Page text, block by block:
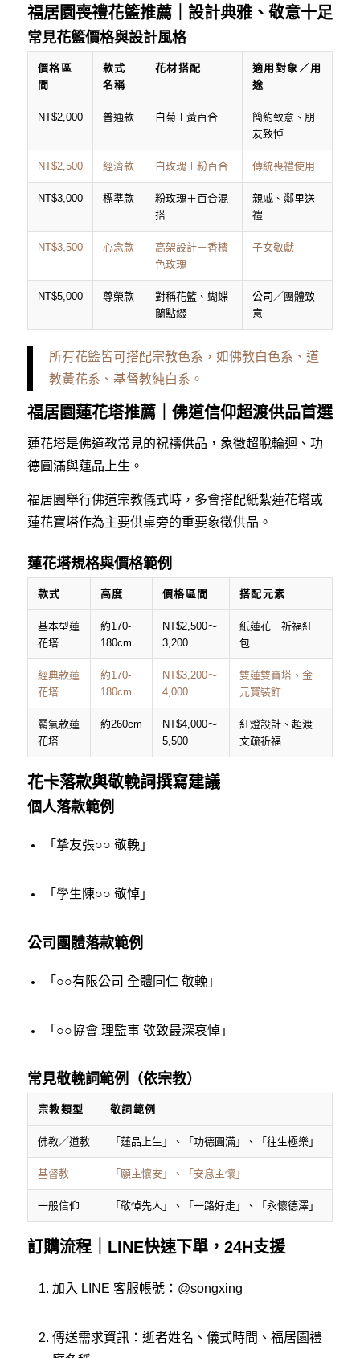
福居園喪禮花籃推薦｜設計典雅、敬意十足
常見花籃價格與設計風格
價格區
間
款式
名稱
花材搭配
適用對象／用
途
NT$2,000 普通款 白菊＋黃百合
簡約致意、朋
友致悼
NT$2,500 經濟款 白玫瑰＋粉百合 傳統喪禮使用
NT$3,000 標準款
粉玫瑰＋百合混
搭
親戚、鄰里送
禮
NT$3,500 心念款
高架設計＋香檳
色玫瑰
子女敬獻
NT$5,000 尊榮款
對稱花籃、蝴蝶
蘭點綴
公司／團體致
意
所有花籃皆可搭配宗教色系，如佛教白色系、道
教黃花系、基督教純白系。
福居園蓮花塔推薦｜佛道信仰超渡供品首選
蓮花塔是佛道教常見的祝禱供品，象徵超脫輪迴、功
德圓滿與蓮品上生。
福居園舉行佛道宗教儀式時，多會搭配紙紮蓮花塔或
蓮花寶塔作為主要供桌旁的重要象徵供品。
蓮花塔規格與價格範例
款式 高度 價格區間 搭配元素
基本型蓮
花塔
約170-
180cm
NT$2,500～
3,200
紙蓮花＋祈福紅
包
經典款蓮
花塔
約170-
180cm
NT$3,200～
4,000
雙蓮雙寶塔、金
元寶裝飾
霸氣款蓮
花塔
約260cm
NT$4,000～
5,500
紅燈設計、超渡
文疏祈福
花卡落款與敬輓詞撰寫建議
個人落款範例
「摯友張○○ 敬輓」
「學生陳○○ 敬悼」
公司團體落款範例
「○○有限公司 全體同仁 敬輓」
「○○協會 理監事 敬致最深哀悼」
常見敬輓詞範例（依宗教）
宗教類型 敬詞範例
佛教／道教 「蓮品上生」、「功德圓滿」、「往生極樂」
基督教 「願主懷安」、「安息主懷」
一般信仰 「敬悼先人」、「一路好走」、「永懷德澤」
訂購流程｜LINE快速下單，24H支援
加入 LINE 客服帳號： @songxing
傳送需求資訊：逝者姓名、儀式時間、福居園禮